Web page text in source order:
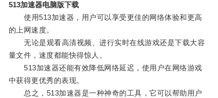
513加速器电脑版下载
使用513加速器，用户可以享受更佳的网络体验和更高
的上网速度。
无论是观看高清视频、进行实时在线游戏还是下载大容
量文件，速度都能快得惊人。
513加速器还能有效降低网络延迟，使用户在网络游戏
中获得更优秀的表现。
总之，513加速器是一种神奇的工具，它可以帮助用户